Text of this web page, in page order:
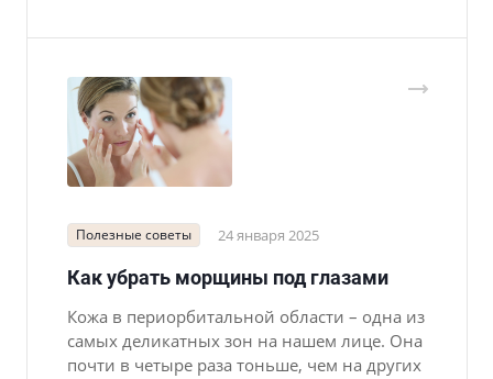
Полезные советы 24 января 2025
Как убрать морщины под глазами
Кожа в периорбитальной области – одна из
самых деликатных зон на нашем лице. Она
почти в четыре раза тоньше, чем на других